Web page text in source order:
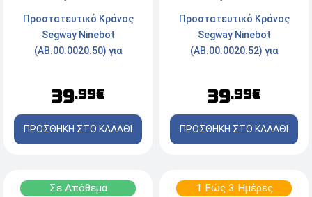
Προστατευτικό Kράνος
Segway Ninebot
(AB.00.0020.50) για
39.99€
ΠΡΟΣΘΗΚΗ ΣΤΟ ΚΑΛΑΘΙ
Προστατευτικό Kράνος
Segway Ninebot
(AB.00.0020.52) για
39.99€
ΠΡΟΣΘΗΚΗ ΣΤΟ ΚΑΛΑΘΙ
Σε Απόθεμα 1 Εώς 3 Ημέρες